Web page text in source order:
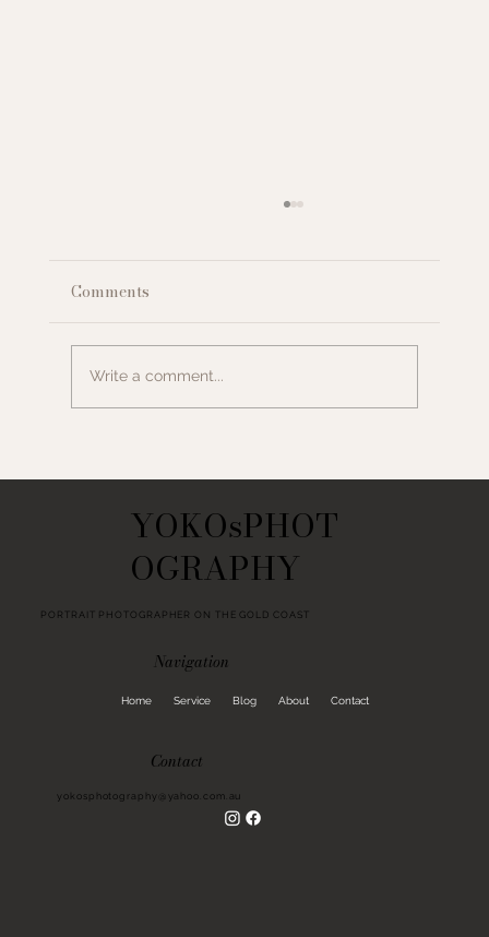
Comments
Write a comment...
Navigation
Home Service Blog About Contact
YOKOsPHOT
OGRAPHY
PORTRAIT PHOTOGRAPHER ON THE GOLD COAST
Contact
yokosphotography@yahoo.com.au